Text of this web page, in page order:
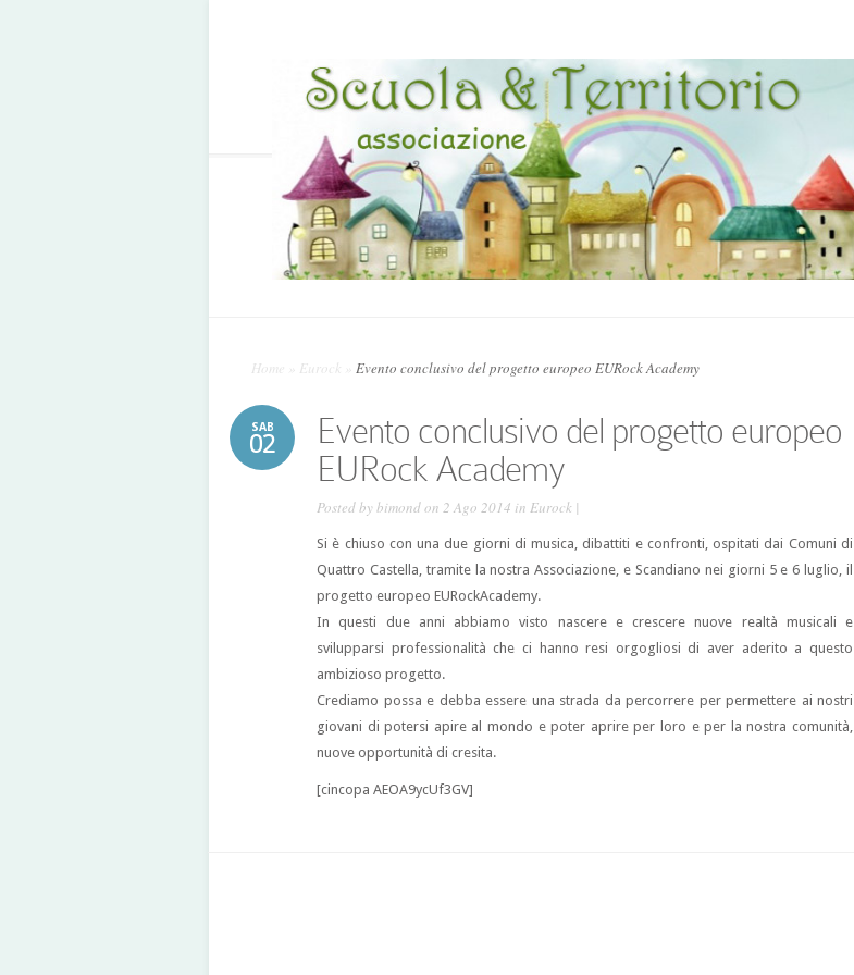
Home Eurock Evento conclusivo del progetto europeo EURock Academy
SAB
02
Evento conclusivo del progetto europeo
EURock Academy
Posted bybimondon 2 Ago 2014 in Eurock |
Si è chiuso con una due giorni di musica, dibattiti e confronti, ospitati dai Comuni di
Quattro Castella, tramite la nostra Associazione, e Scandiano nei giorni 5 e 6 luglio, il
progetto europeo EURockAcademy.
In questi due anni abbiamo visto nascere e crescere nuove realtà musicali e
svilupparsi professionalità che ci hanno resi orgogliosi di aver aderito a questo
ambizioso progetto.
Crediamo possa e debba essere una strada da percorrere per permettere ai nostri
giovani di potersi apire al mondo e poter aprire per loro e per la nostra comunità,
nuove opportunità di cresita.
[cincopa AEOA9ycUf3GV]